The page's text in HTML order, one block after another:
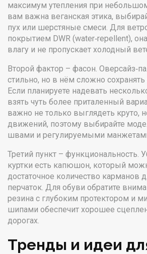
максимум утепления при
вам важна веганская этика,
пух или шерстяные смеси. Для
покрытием DWR (water‑repellent),
влагу и не пропускает холодный
Второй фактор – фасон.
стильно, но в нём сложно
Если планируете надевать
взять чуть более приталенный
важно не только выглядеть круто,
движений, поэтому выбирайте
швами и регулируемыми
Третий пункт – функциональность.
куртки есть капюшон, который
достаточное количество карманов
перчаток. Для обуви обратите
резина с глубоким протектором и
шипами обеспечит хорошее
дорогах.
Тренды и идеи